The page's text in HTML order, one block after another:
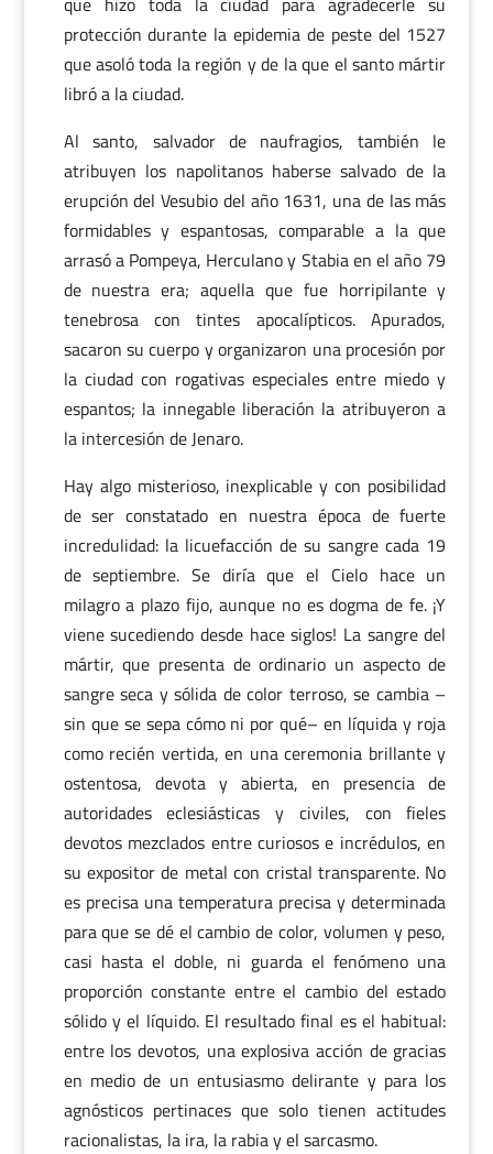
protección durante la epidemia de peste del 1527
que asoló toda la región y de la que el santo mártir
libró a la ciudad.
Al santo, salvador de naufragios, también le
atribuyen los napolitanos haberse salvado de la
erupción del Vesubio del año 1631, una de las más
formidables y espantosas, comparable a la que
arrasó a Pompeya, Herculano y Stabia en el año 79
de nuestra era; aquella que fue horripilante y
tenebrosa con tintes apocalípticos. Apurados,
sacaron su cuerpo y organizaron una procesión por
la ciudad con rogativas especiales entre miedo y
espantos; la innegable liberación la atribuyeron a
la intercesión de Jenaro.
Hay algo misterioso, inexplicable y con posibilidad
de ser constatado en nuestra época de fuerte
incredulidad: la licuefacción de su sangre cada 19
de septiembre. Se diría que el Cielo hace un
milagro a plazo fijo, aunque no es dogma de fe. ¡Y
viene sucediendo desde hace siglos! La sangre del
mártir, que presenta de ordinario un aspecto de
sangre seca y sólida de color terroso, se cambia –
sin que se sepa cómo ni por qué– en líquida y roja
como recién vertida, en una ceremonia brillante y
ostentosa, devota y abierta, en presencia de
autoridades eclesiásticas y civiles, con fieles
devotos mezclados entre curiosos e incrédulos, en
su expositor de metal con cristal transparente. No
es precisa una temperatura precisa y determinada
para que se dé el cambio de color, volumen y peso,
casi hasta el doble, ni guarda el fenómeno una
proporción constante entre el cambio del estado
sólido y el líquido. El resultado final es el habitual:
entre los devotos, una explosiva acción de gracias
en medio de un entusiasmo delirante y para los
agnósticos pertinaces que solo tienen actitudes
racionalistas, la ira, la rabia y el sarcasmo.